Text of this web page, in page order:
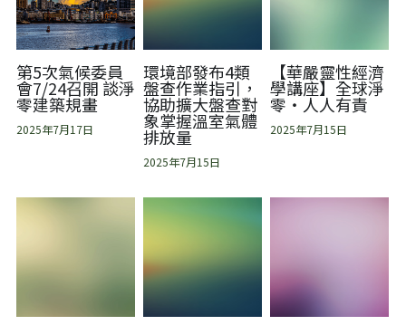
第5次氣候委員
會7/24召開 談淨
零建築規畫
2025年7月17日
環境部發布4類
盤查作業指引，
協助擴大盤查對
象掌握溫室氣體
排放量
2025年7月15日
【華嚴靈性經濟
學講座】全球淨
零‧人人有責
2025年7月15日